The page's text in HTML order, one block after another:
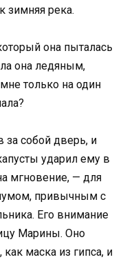
зимняя река.
она пыталась
она ледяным,
только на один
за собой дверь, и
ударил ему в
мгновение, — для
привычным с
Его внимание
Марины. Оно
маска из гипса, и